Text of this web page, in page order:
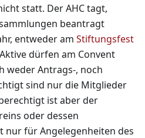
statt. Der AHC tagt,
beantragt
entweder am Stiftungsfest
dürfen am Convent
weder Antrags-, noch
sind nur die Mitglieder
ist aber der
oder dessen
nur für Angelegenheiten des